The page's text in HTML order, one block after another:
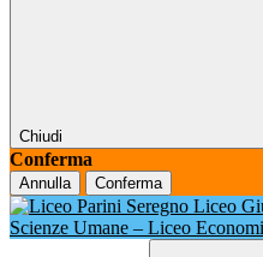
Chiudi
Conferma
Annulla Conferma
Liceo
Scienze Umane – Liceo